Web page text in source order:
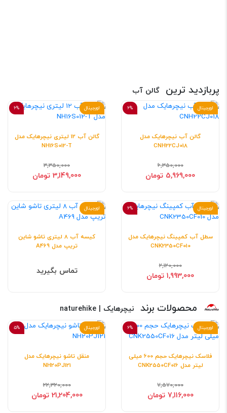
پربازدید ترین گالن آب
6% اورجینال
گالن آب نیچرهایک مدل
CNH22CJ018
6,350,000
5,969,000 تومان
6% اورجینال
گالن آب 12 لیتری نیچرهایک مدل
NH16S012-T
3,350,000
3,149,000 تومان
6% اورجینال
سطل آب کمپینگ نیچرهایک مدل
CNK2350CF010
2,120,000
1,993,000 تومان
اورجینال
کیسه آب 8 لیتری تاشو شاین
تریپ مدل A469
تماس بگیرید
محصولات برند نیچرهایک | naturehike
6% اورجینال
فلاسک نیچرهایک حجم 600 میلی
لیتر مدل CNK2550CF016
7,570,000
7,116,000 تومان
5% اورجینال
منقل تاشو نیچرهایک مدل
NH20PJ121
22,320,000
21,204,000 تومان